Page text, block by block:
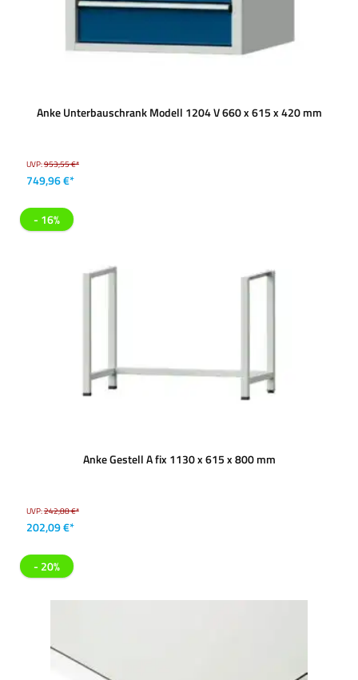
Anke Unterbauschrank Modell 1204 V 660 x 615 x 420 mm
UVP:953,55 €*
749,96 €*
- 16%
Anke Gestell A fix 1130 x 615 x 800 mm
UVP:242,88 €*
202,09 €*
- 20%